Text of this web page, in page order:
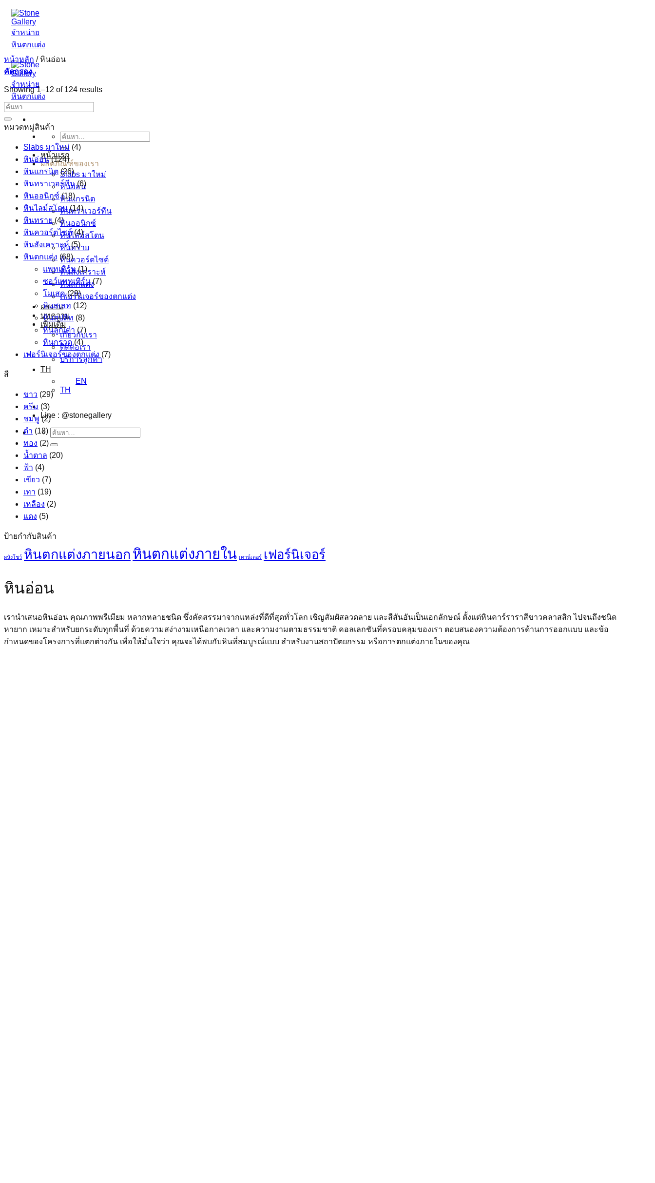
ข้าม
ไป
ยัง
เนื้อหา
ค้นหา:
หน้าแรก
ผลิตภัณฑ์ของเรา
Slabs มาใหม่
หินอ่อน
หินแกรนิต
หินทราเวอร์ทีน
หินออนิกซ์
หินไลม์สโตน
หินทราย
หินควอร์ตไซต์
หินสังเคราะห์
หินตกแต่ง
เฟอร์นิเจอร์ของตกแต่ง
ผลงาน
บทความ
เพิ่มเติม
เกี่ยวกับเรา
ติดต่อเรา
บริการลูกค้า
TH
EN
TH
Line : @stonegallery
ค้นหา:
หน้าหลัก /หินอ่อน
คัดกรอง
Showing 1–12 of 124 results
ค้นหา:
หมวดหมู่สินค้า
Slabs มาใหม่ (4)
หินอ่อน (124)
หินแกรนิต (26)
หินทราเวอร์ทีน (6)
หินออนิกซ์ (18)
หินไลม์สโตน (14)
หินทราย (4)
หินควอร์ตไซต์ (4)
หินสังเคราะห์ (5)
หินตกแต่ง (68)
แพทเทิร์น (1)
ซอว์แพทเทิร์น (7)
โมเสค (29)
หินสเลท (12)
หินสปลิท (8)
หินลูกเต๋า (7)
หินกรวด (4)
เฟอร์นิเจอร์ของตกแต่ง (7)
สี
ขาว (29)
ครีม (3)
ชมพู (2)
ดำ (18)
ทอง (2)
น้ำตาล (20)
ฟ้า (4)
เขียว (7)
เทา (19)
เหลือง (2)
แดง (5)
ป้ายกำกับสินค้า
ผนังโชว์ หินตกแต่งภายนอกหินตกแต่งภายใน เคาน์เตอร์ เฟอร์นิเจอร์
หินอ่อน
เรานำเสนอหินอ่อน คุณภาพพรีเมียม หลากหลายชนิด ซึ่งคัดสรรมาจากแหล่งที่ดีที่สุดทั่วโลก เชิญสัมผัสลวดลาย และสีสันอันเป็นเอกลักษณ์ ตั้งแต่หินคาร์ราราสีขาวคลาสสิก ไปจนถึงชนิด
หายาก เหมาะสำหรับยกระดับทุกพื้นที่ ด้วยความสง่างามเหนือกาลเวลา และความงามตามธรรมชาติ คอลเลกชันที่ครอบคลุมของเรา ตอบสนองความต้องการด้านการออกแบบ และข้อ
กำหนดของโครงการที่แตกต่างกัน เพื่อให้มั่นใจว่า คุณจะได้พบกับหินที่สมบูรณ์แบบ สำหรับงานสถาปัตยกรรม หรือการตกแต่งภายในของคุณ